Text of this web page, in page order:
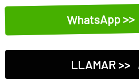
WhatsApp >>
LLAMAR >>